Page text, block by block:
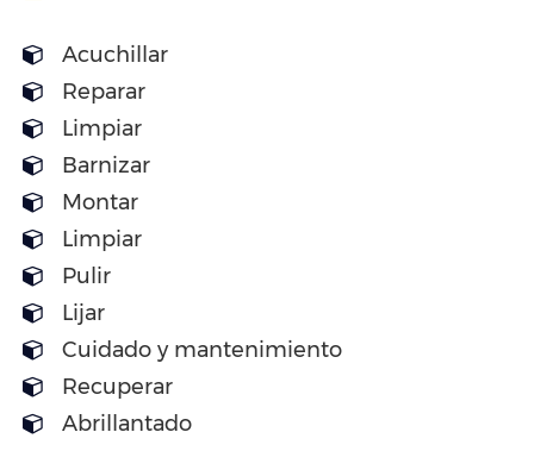
Acuchillar
Reparar
Limpiar
Barnizar
Montar
Limpiar
Pulir
Lijar
Cuidado y mantenimiento
Recuperar
Abrillantado